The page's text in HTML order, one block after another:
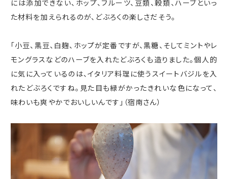
には添加できない、ホップ、フルーツ、豆類、穀類、ハーブといっ
た材料を加えられるのが、どぶろくの楽しさだそう。
「小豆、黒豆、白麹、ホップが定番ですが、黒糖、そしてミントやレ
モングラスなどのハーブを入れたどぶろくも造りました。個人的
に気に入っているのは、イタリア料理に使うスイートバジルを入
れたどぶろくですね。見た目も緑がかったきれいな色になって、
味わいも爽やかでおいしいんです」（宿南さん）